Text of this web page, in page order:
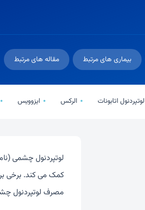
بیماری های مرتبط مقاله های مرتبط
لوتپردنول اتابونات الرکس ایزوویس
لوتپردنول چشمی
کمک می کند. برخی
مصرف لوتپردنول